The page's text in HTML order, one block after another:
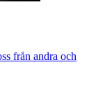
från andra och